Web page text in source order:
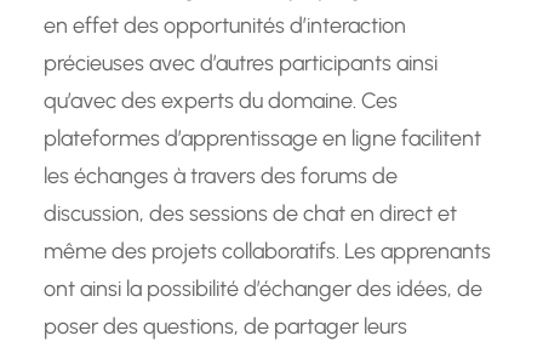
en effet des opportunités d’interaction
précieuses avec d’autres participants ainsi
qu’avec des experts du domaine. Ces
plateformes d’apprentissage en ligne facilitent
les échanges à travers des forums de
discussion, des sessions de chat en direct et
même des projets collaboratifs. Les apprenants
ont ainsi la possibilité d’échanger des idées, de
poser des questions, de partager leurs